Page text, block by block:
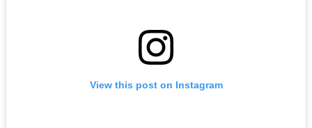
View this post on Instagram